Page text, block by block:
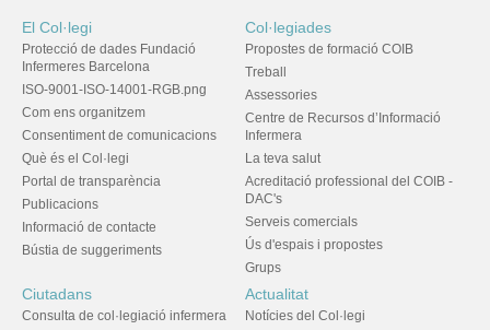
El Col·legi
Protecció de dades Fundació
Infermeres Barcelona
ISO-9001-ISO-14001-RGB.png
Com ens organitzem
Consentiment de comunicacions
Què és el Col·legi
Portal de transparència
Publicacions
Informació de contacte
Bústia de suggeriments
Col·legiades
Propostes de formació COIB
Treball
Assessories
Centre de Recursos d’Informació
Infermera
La teva salut
Acreditació professional del COIB -
DAC's
Serveis comercials
Ús d'espais i propostes
Grups
Ciutadans
Consulta de col·legiació infermera
Actualitat
Notícies del Col·legi